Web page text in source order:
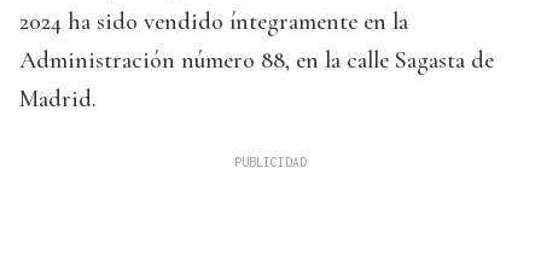
2024 ha sido vendido íntegramente en la
Administración número 88, en la calle Sagasta de
Madrid.